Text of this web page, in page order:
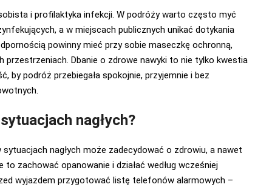
i profilaktyka infekcji. W podróży warto często myć
a w miejscach publicznych unikać dotykania
powinny mieć przy sobie maseczkę ochronną,
przestrzeniach. Dbanie o zdrowe nawyki to nie tylko kwestia
by podróż przebiegała spokojnie, przyjemnie i bez
nagłych?
sytuacjach nagłych może zadecydować o zdrowiu, a nawet
to zachować opanowanie i działać według wcześniej
wyjazdem przygotować listę telefonów alarmowych –